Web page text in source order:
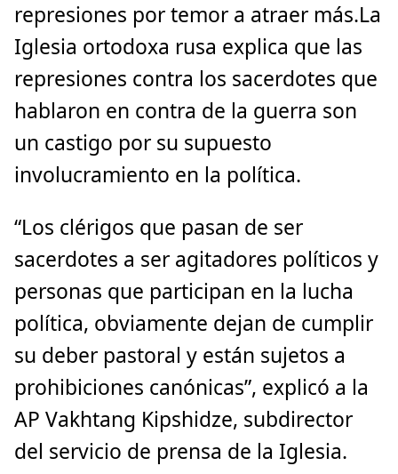
represiones por temor a atraer más.La
Iglesia ortodoxa rusa explica que las
represiones contra los sacerdotes que
hablaron en contra de la guerra son
un castigo por su supuesto
involucramiento en la política.
“Los clérigos que pasan de ser
sacerdotes a ser agitadores políticos y
personas que participan en la lucha
política, obviamente dejan de cumplir
su deber pastoral y están sujetos a
prohibiciones canónicas”, explicó a la
AP Vakhtang Kipshidze, subdirector
del servicio de prensa de la Iglesia.